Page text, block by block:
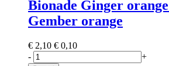
Bionade Ginger
Gember orange
€ 2,10 € 0,10
-
+